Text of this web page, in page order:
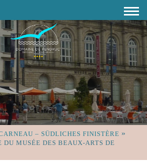
– SÜDLICHES FINISTÈRE »
DU MUSÉE DES BEAUX-ARTS DE